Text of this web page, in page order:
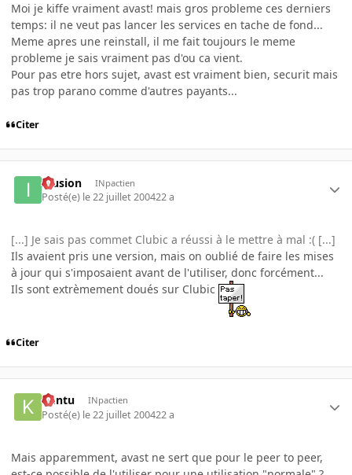
Moi je kiffe vraiment avast! mais gros probleme ces derniers
temps: il ne veut pas lancer les services en tache de fond...
Meme apres une reinstall, il me fait toujours le meme
probleme je sais vraiment pas d'ou ca vient.
Pour pas etre hors sujet, avast est vraiment bien, securit mais
pas trop parano comme d'autres payants...
Citer
Illusion INpactien
Posté(e) le 22 juillet 200422 a
[...] Je sais pas commet Clubic a réussi à le mettre à mal :( [...]
Ils avaient pris une version, mais on oublié de faire les mises
à jour qui s'imposaient avant de l'utiliser, donc forcément...
Ils sont extrèmement doués sur Clubic
Citer
Kuntu INpactien
Posté(e) le 22 juillet 200422 a
Mais apparemment, avast ne sert que pour le peer to peer,